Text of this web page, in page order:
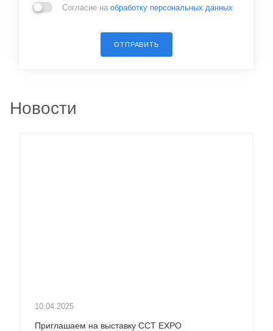
Согласие на обработку персональных данных
ОТПРАВИТЬ
Новости
10.04.2025
Приглашаем на выставку ССТ EXPO